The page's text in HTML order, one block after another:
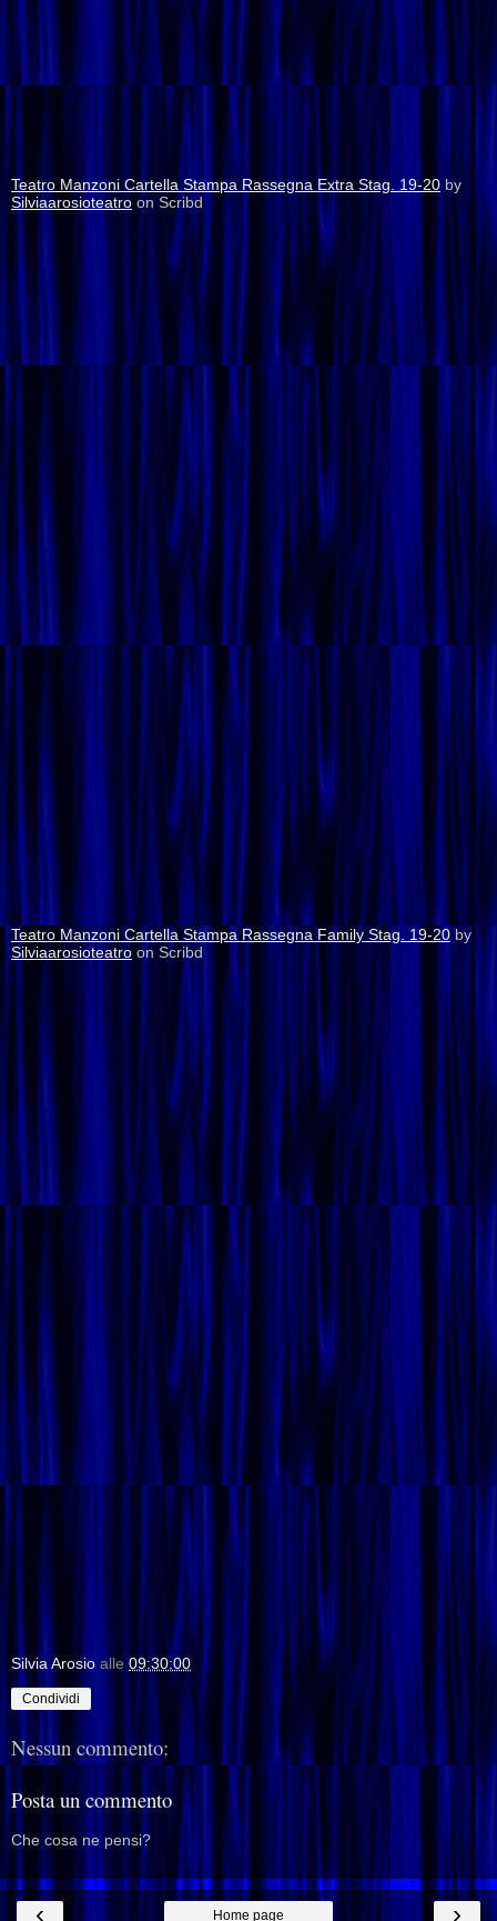
Teatro Manzoni Cartella Stampa Rassegna Extra Stag. 19-20 by
Silviaarosioteatro on Scribd
Teatro Manzoni Cartella Stampa Rassegna Family Stag. 19-20 by
Silviaarosioteatro on Scribd
Silvia Arosio alle 09:30:00
Condividi
Nessun commento:
Posta un commento
Che cosa ne pensi?
‹ ›
Home page